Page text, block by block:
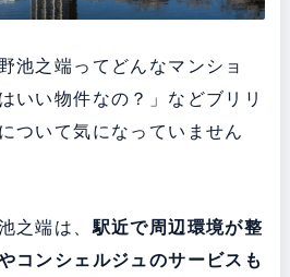
池之端ってどんなマンショ
いい物件なの？」などブリリ
ついて気になっていません
之端は、駅近で周辺環境が整
コンシェルジュのサービスも